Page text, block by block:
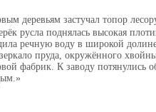
деревьям застучал топор
русла поднялась высокая
речную воду в широкой
пруда, окружённого
фабрик. К заводу потянулись